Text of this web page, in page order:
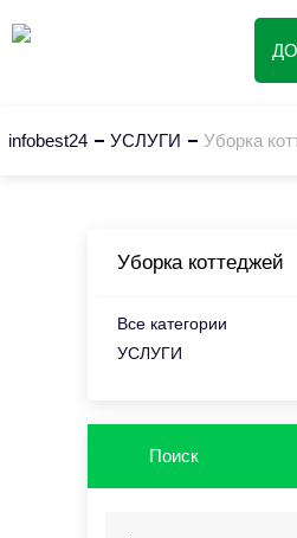
infobest24 УСЛУГИ Уборка
Уборка коттеджей
Все категории
УСЛУГИ
Поиск